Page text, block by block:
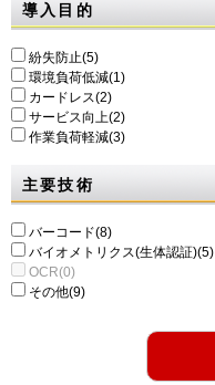
導入目的
紛失防止(5)
環境負荷低減(1)
カードレス(2)
サービス向上(2)
作業負荷軽減(3)
主要技術
バーコード(8)
バイオメトリクス(生体認証)(5)
OCR(0)
その他(9)